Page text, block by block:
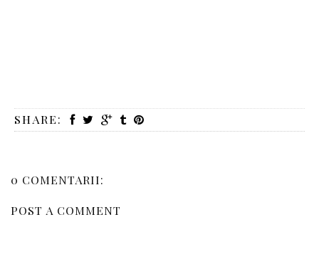
SHARE:
0 COMENTARII:
POST A COMMENT